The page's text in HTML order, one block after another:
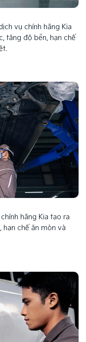
vụ chính hãng Kia
tăng độ bền, hạn chế
hãng Kia tạo ra
chế ăn mòn và